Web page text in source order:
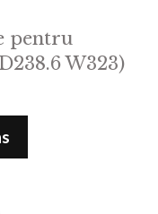
pentru
W323)